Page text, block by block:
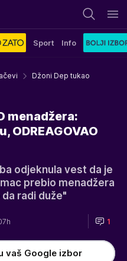
Sport Info
Džoni Dep tukao
menadžera:
ODREAGOVAO
odjeknula vest da je
prebio menadžera
radi duže"
1
vaš Google izbor